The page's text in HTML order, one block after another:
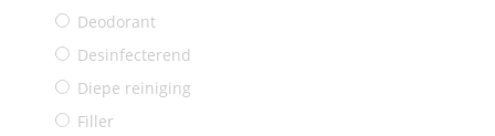
Deodorant
Desinfecterend
Diepe reiniging
Filler